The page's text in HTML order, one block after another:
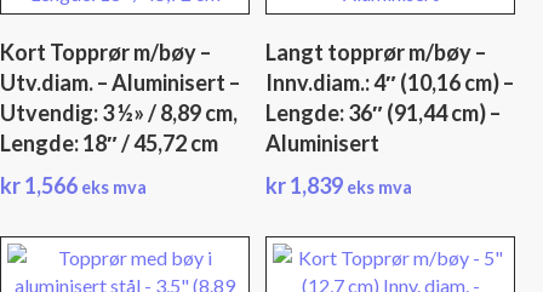
Kort Topprør m/bøy –
Utv.diam. – Aluminisert –
Utvendig: 3 ½» / 8,89 cm,
Lengde: 18″ / 45,72 cm
kr1,566 eks mva
Langt topprør m/bøy –
Innv.diam.: 4″ (10,16 cm) –
Lengde: 36″ (91,44 cm) –
Aluminisert
kr1,839 eks mva